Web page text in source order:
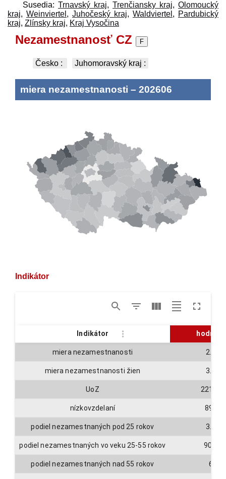
Susedia: Trnavský kraj, Trenčiansky kraj, Olomoucký
kraj, Weinviertel , Juhočeský kraj, Waldviertel , Pardubický
kraj, Zlínsky kraj, Kraj Vysočina
Nezamestnanosť CZ F
Česko : Juhomoravský kraj :
miera nezamestnanosti – 202606
Indikátor
Indikátor hodnota
miera nezamestnanosti 2.8
miera nezamestnanosti žien 3.2
UoZ 22122
nízkovzdelaní 897
podiel nezamestnaných pod 25 rokov 3.3
podiel nezamestnaných vo veku 25-55 rokov 90.7
podiel nezamestnaných nad 55 rokov 6